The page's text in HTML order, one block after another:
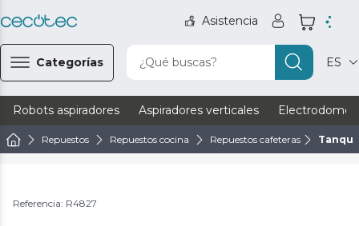
Asistencia
Categorías ¿Qué buscas? ES
Robots aspiradores Aspiradores verticales
Repuestos Repuestos cocina Repuestos cafeteras
Referencia: R4827